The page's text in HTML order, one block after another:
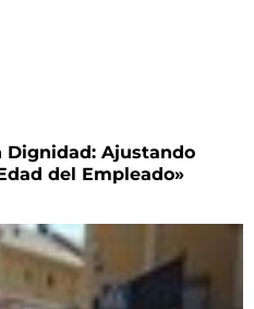
Dignidad: Ajustando
del Empleado»